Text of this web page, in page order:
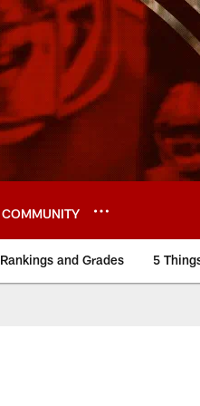
COMMUNITY
Rankings and Grades 5